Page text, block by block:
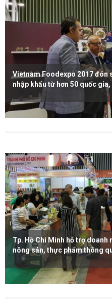
Vietnam Foodexpo 2017 đón
nhập khẩu từ hơn 50 quốc
Tp. Hồ Chí Minh hỗ trợ
nông sản, thực phẩm thông
Xem thêm